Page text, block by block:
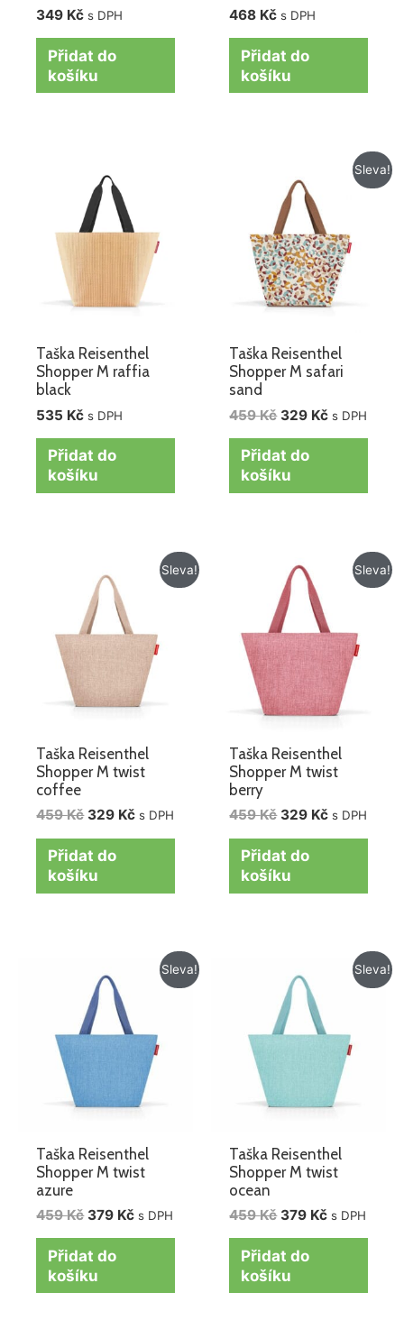
349 Kč s DPH
Přidat do
košíku
468 Kč s DPH
Přidat do
košíku
Taška Reisenthel
Shopper M raffia
black
535 Kč s DPH
Přidat do
košíku
Sleva!
Taška Reisenthel
Shopper M safari
sand
459Kč
cena
byla:
459 Kč.
329 Kč
Aktuální
cena
s DPH
Přidat do
košíku
Sleva!
Taška Reisenthel
Shopper M twist
coffee
459Kč
cena
byla:
459 Kč.
329 Kč
Aktuální
cena
s DPH
Přidat do
košíku
Sleva!
Taška Reisenthel
Shopper M twist
berry
459Kč
Původní
cena
byla:
459 Kč.
329 Kč
Aktuální
cena
s DPH
Přidat do
košíku
Sleva!
Taška Reisenthel
Shopper M twist
azure
459Kč
cena
byla:
459 Kč.
379 Kč
Aktuální
cena
s DPH
Přidat do
košíku
Sleva!
Taška Reisenthel
Shopper M twist
ocean
459Kč
cena
byla:
459 Kč.
379 Kč
Aktuální
cena
s DPH
Přidat do
košíku